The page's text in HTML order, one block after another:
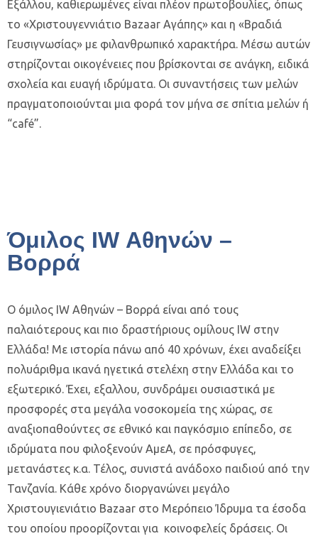
Εξάλλου, καθιερωμένες είναι πλέον πρωτοβουλίες, όπως
το «Χριστουγεννιάτιο Bazaar Αγάπης» και η «Βραδιά
Γευσιγνωσίας» με φιλανθρωπικό χαρακτήρα. Μέσω αυτών
στηρίζονται οικογένειες που βρίσκονται σε ανάγκη, ειδικά
σχολεία και ευαγή ιδρύματα. Οι συναντήσεις των μελών
πραγματοποιούνται μια φορά τον μήνα σε σπίτια μελών ή
“café”.
Όμιλος IW Αθηνών –
Βορρά
Ο όμιλος IW Αθηνών – Βορρά είναι από τους
παλαιότερους και πιο δραστήριους ομίλους IW στην
Ελλάδα! Με ιστορία πάνω από 40 χρόνων, έχει αναδείξει
πολυάριθμα ικανά ηγετικά στελέχη στην Ελλάδα και το
εξωτερικό. Έχει, εξαλλου, συνδράμει ουσιαστικά με
προσφορές στα μεγάλα νοσοκομεία της χώρας, σε
αναξιοπαθούντες σε εθνικό και παγκόσμιο επίπεδο, σε
ιδρύματα που φιλοξενούν ΑμεΑ, σε πρόσφυγες,
μετανάστες κ.α. Τέλος, συνιστά ανάδοχο παιδιού από την
Τανζανία. Κάθε χρόνο διοργανώνει μεγάλο
Χριστουγιενιάτιο Bazaar στο Μερόπειο Ίδρυμα τα έσοδα
του οποίου προορίζονται για κοινοφελείς δράσεις. Οι